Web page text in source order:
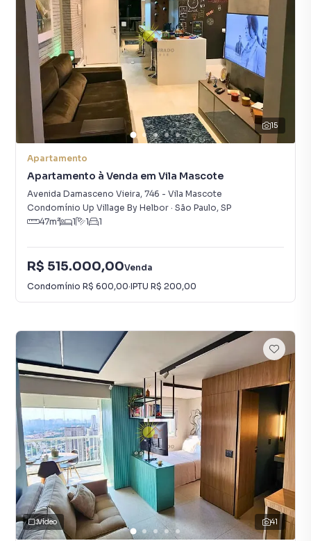
15
Apartamento
Apartamento à Venda em Vila Mascote
Avenida Damasceno Vieira, 746 - Vila Mascote
Condomínio Up Village By Helbor · São Paulo, SP
47m² 1 1 1
R$ 515.000,00Venda
Condomínio R$ 600,00·IPTU R$ 200,00
41
Vídeo